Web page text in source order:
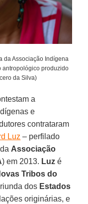
da Associação Indígena
antropológico produzido
da Silva)
a
e
contrataram
Luz – perfilado
Associação
) em 2013. Luz é
Tribos do
dos Estados
originárias, e